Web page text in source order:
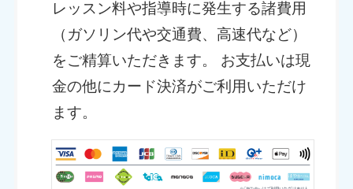
レッスン料や指導時に発生する諸費用
（ガソリン代や交通費、高速代など）
をご精算いただきます。 お支払いは現
金の他にカード決済がご利用いただけ
ます。